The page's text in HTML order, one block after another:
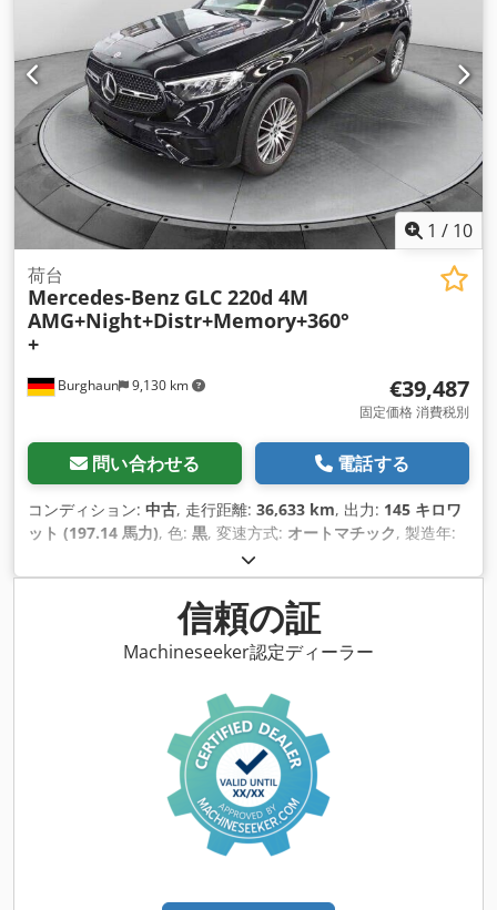
1 / 10
Burghaun 9,130 km
荷台
Mercedes-Benz GLC 220d 4M
AMG+Night+Distr+Memory+360°
+
€39,487
固定価格 消費税別
問い合わせる 電話する
コンディション: 中古, 走行距離: 36,633 km, 出力: 145 キロワ
ット (197.14 馬力), 色: 黒, 変速方式: オートマチック, 製造年:
ABS（アンチロック・ブレーキ・システム）, エア
バッグ, シートヒーター, セントラルロック, パワーステアリン
信頼の証
Machineseeker認定ディーラー